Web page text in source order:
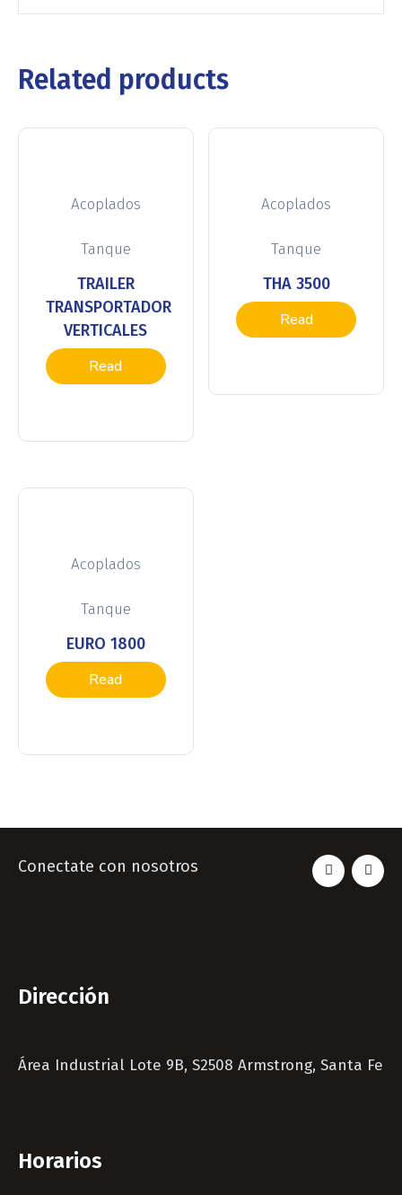
Related products
Acoplados
Tanque
TRAILER
TRANSPORTADOR
VERTICALES
Read
Acoplados
Tanque
THA 3500
Read
Acoplados
Tanque
EURO 1800
Read
Conectate con nosotros
Dirección
Área Industrial Lote 9B, S2508 Armstrong, Santa Fe
Horarios